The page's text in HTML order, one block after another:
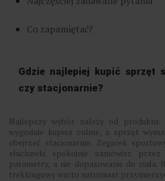
Co zapamiętać?
Gdzie najlepiej kupić sprzęt
czy stacjonarnie?
Najlepszy wybór zależy od produktu:
wygodnie kupisz online, a sprzęt
obejrzeć stacjonarnie. Zegarek
słuchawki spokojnie zamówisz
parametry, a nie dopasowanie do ciała.
trekkingowy warto natomiast